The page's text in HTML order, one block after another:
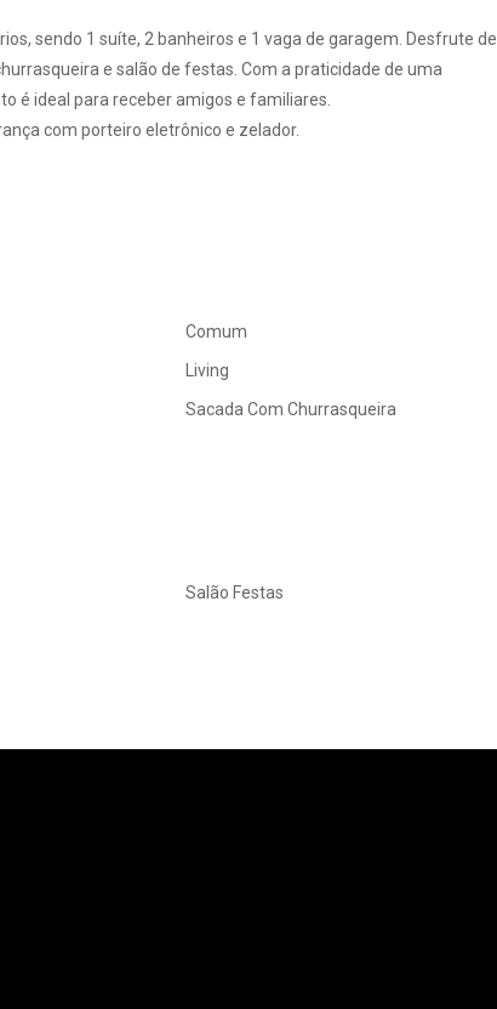
sendo 1 suíte, 2 banheiros e 1 vaga de garagem. Desfrute de
e salão de festas. Com a praticidade de uma
é ideal para receber amigos e familiares.
com porteiro eletrônico e zelador.
Comum
Living
Sacada Com Churrasqueira
Salão Festas